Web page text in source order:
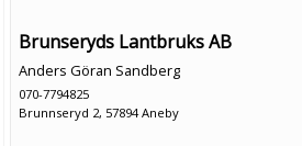
Brunseryds Lantbruks AB
Anders Göran Sandberg
070-7794825
Brunnseryd 2, 57894 Aneby